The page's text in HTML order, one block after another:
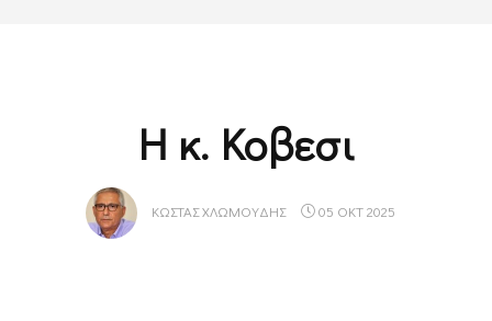
Η κ. Κοβεσι
ΚΏΣΤΑΣ ΧΛΩΜΟΎΔΗΣ 05 ΟΚΤ 2025